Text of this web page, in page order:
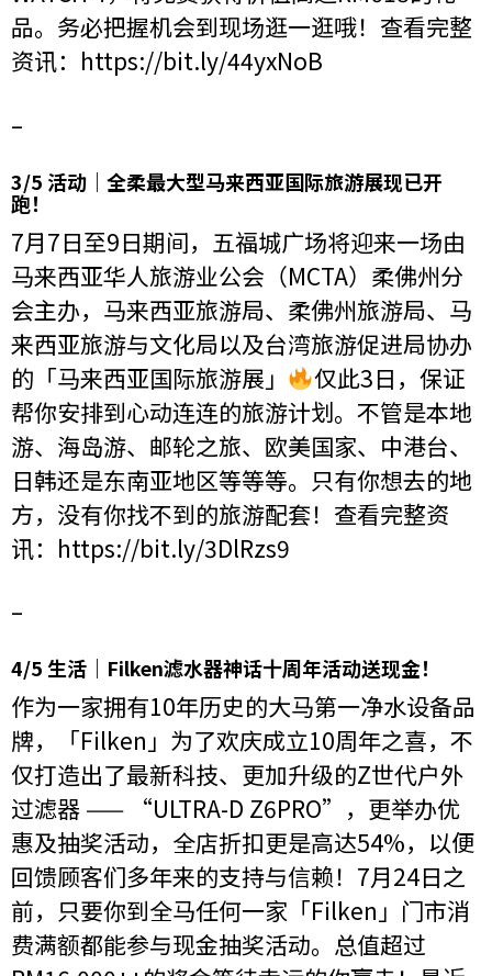
品。务必把握机会到现场逛一逛哦！查看完整
资讯： https://bit.ly/44yxNoB
–
3/5 活动｜全柔最大型马来西亚国际旅游展现已开
跑！
7月7日至9日期间，五福城广场将迎来一场由
马来西亚华人旅游业公会（MCTA）柔佛州分
会主办，马来西亚旅游局、柔佛州旅游局、马
来西亚旅游与文化局以及台湾旅游促进局协办
的「马来西亚国际旅游展」
仅此3日，保证
帮你安排到心动连连的旅游计划。不管是本地
游、海岛游、邮轮之旅、欧美国家、中港台、
日韩还是东南亚地区等等等。只有你想去的地
方，没有你找不到的旅游配套！查看完整资
讯： https://bit.ly/3DlRzs9
–
4/5 生活｜Filken滤水器神话十周年活动送现金！
作为一家拥有10年历史的大马第一净水设备品
牌，「Filken」为了欢庆成立10周年之喜，不
仅打造出了最新科技、更加升级的Z世代户外
过滤器 —— “ULTRA-D Z6PRO”，更举办优
惠及抽奖活动，全店折扣更是高达54%，以便
回馈顾客们多年来的支持与信赖！7月24日之
前，只要你到全马任何一家「Filken」门市消
费满额都能参与现金抽奖活动。总值超过